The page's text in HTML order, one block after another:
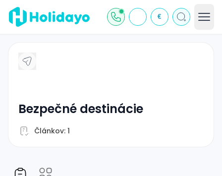
€
bezpečné destinácie
Článkov: 1